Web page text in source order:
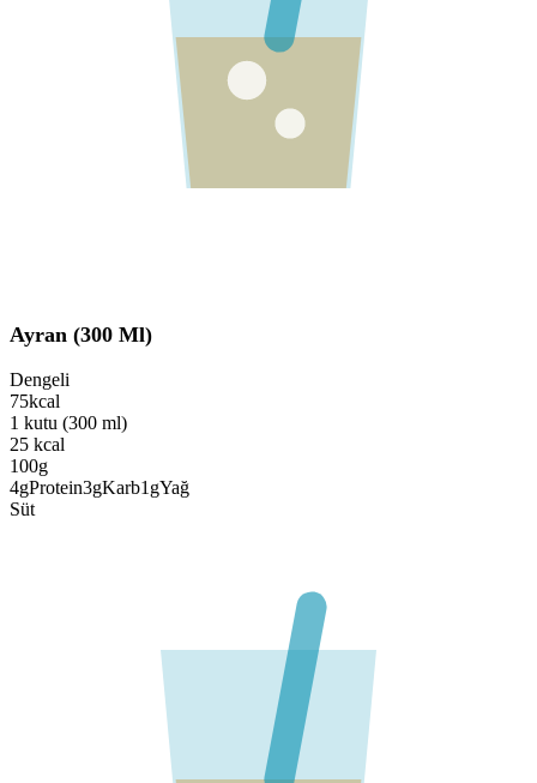
Ayran (300 Ml)
Dengeli
75kcal
1 kutu (300 ml)
25 kcal
100g
4gProtein3gKarb1 gYağ
Süt